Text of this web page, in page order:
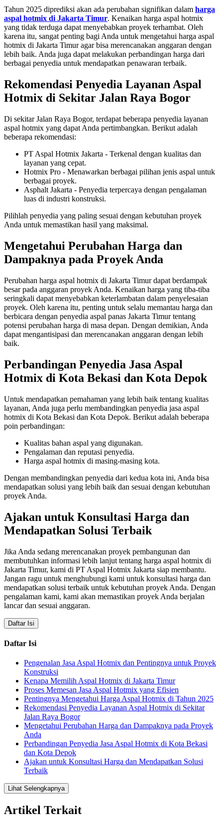
Tahun 2025 diprediksi akan ada perubahan signifikan dalam harga
aspal hotmix di Jakarta Timur. Kenaikan harga aspal hotmix
yang tidak terduga dapat menyebabkan proyek terhambat. Oleh
karena itu, sangat penting bagi Anda untuk mengetahui harga aspal
hotmix di Jakarta Timur agar bisa merencanakan anggaran dengan
lebih baik. Anda juga dapat melakukan perbandingan harga dari
berbagai penyedia untuk mendapatkan penawaran terbaik.
Rekomendasi Penyedia Layanan Aspal
Hotmix di Sekitar Jalan Raya Bogor
Di sekitar Jalan Raya Bogor, terdapat beberapa penyedia layanan
aspal hotmix yang dapat Anda pertimbangkan. Berikut adalah
beberapa rekomendasi:
PT Aspal Hotmix Jakarta - Terkenal dengan kualitas dan
layanan yang cepat.
Hotmix Pro - Menawarkan berbagai pilihan jenis aspal untuk
berbagai proyek.
Asphalt Jakarta - Penyedia terpercaya dengan pengalaman
luas di industri konstruksi.
Pilihlah penyedia yang paling sesuai dengan kebutuhan proyek
Anda untuk memastikan hasil yang maksimal.
Mengetahui Perubahan Harga dan
Dampaknya pada Proyek Anda
Perubahan harga aspal hotmix di Jakarta Timur dapat berdampak
besar pada anggaran proyek Anda. Kenaikan harga yang tiba-tiba
seringkali dapat menyebabkan keterlambatan dalam penyelesaian
proyek. Oleh karena itu, penting untuk selalu memantau harga dan
berbicara dengan penyedia aspal panas Jakarta Timur tentang
potensi perubahan harga di masa depan. Dengan demikian, Anda
dapat mengantisipasi dan merencanakan anggaran dengan lebih
baik.
Perbandingan Penyedia Jasa Aspal
Hotmix di Kota Bekasi dan Kota Depok
Untuk mendapatkan pemahaman yang lebih baik tentang kualitas
layanan, Anda juga perlu membandingkan penyedia jasa aspal
hotmix di Kota Bekasi dan Kota Depok. Berikut adalah beberapa
poin perbandingan:
Kualitas bahan aspal yang digunakan.
Pengalaman dan reputasi penyedia.
Harga aspal hotmix di masing-masing kota.
Dengan membandingkan penyedia dari kedua kota ini, Anda bisa
mendapatkan solusi yang lebih baik dan sesuai dengan kebutuhan
proyek Anda.
Ajakan untuk Konsultasi Harga dan
Mendapatkan Solusi Terbaik
Jika Anda sedang merencanakan proyek pembangunan dan
membutuhkan informasi lebih lanjut tentang harga aspal hotmix di
Jakarta Timur, kami di PT Aspal Hotmix Jakarta siap membantu.
Jangan ragu untuk menghubungi kami untuk konsultasi harga dan
mendapatkan solusi terbaik untuk kebutuhan proyek Anda. Dengan
pengalaman kami, kami akan memastikan proyek Anda berjalan
lancar dan sesuai anggaran.
Daftar Isi
Daftar Isi
Pengenalan Jasa Aspal Hotmix dan Pentingnya untuk Proyek
Konstruksi
Kenapa Memilih Aspal Hotmix di Jakarta Timur
Proses Memesan Jasa Aspal Hotmix yang Efisien
Pentingnya Mengetahui Harga Aspal Hotmix di Tahun 2025
Rekomendasi Penyedia Layanan Aspal Hotmix di Sekitar
Jalan Raya Bogor
Mengetahui Perubahan Harga dan Dampaknya pada Proyek
Anda
Perbandingan Penyedia Jasa Aspal Hotmix di Kota Bekasi
dan Kota Depok
Ajakan untuk Konsultasi Harga dan Mendapatkan Solusi
Terbaik
Lihat Selengkapnya
Artikel Terkait